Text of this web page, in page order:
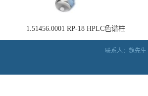
1.51456.0001 RP-18 HPLC色谱柱
联系人：魏先生